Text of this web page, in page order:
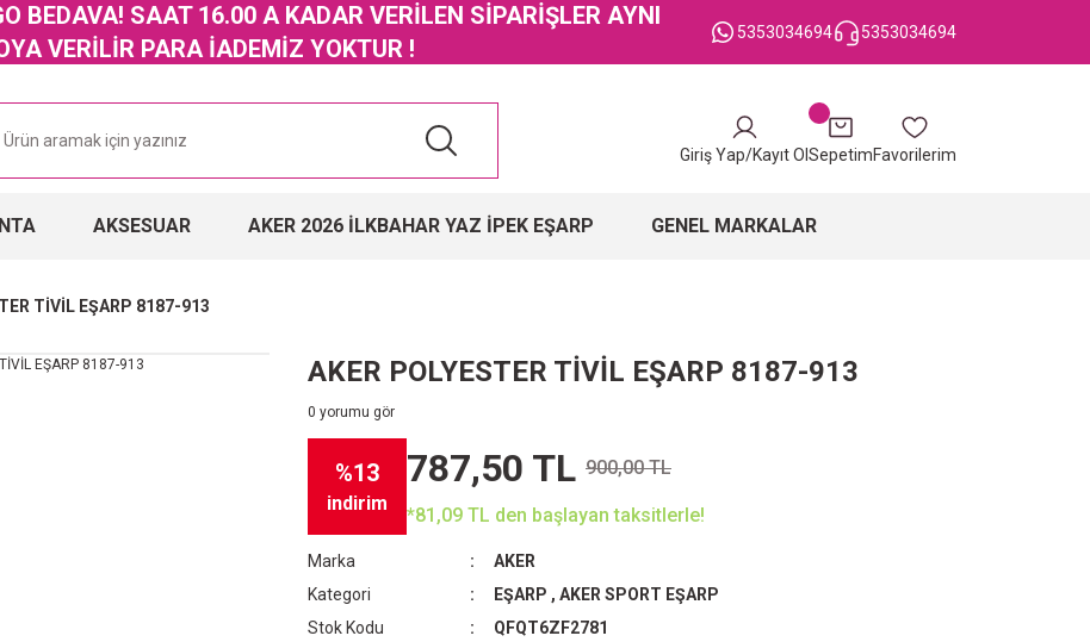
BEDAVA! SAAT 16.00 A KADAR VERİLEN SİPARİŞLER AYNI
VERİLİR PARA İADEMİZ YOKTUR !
5353034694 5353034694
Giriş Yap/Kayıt Ol SepetimFavorilerim
AKSESUAR AKER 2026 İLKBAHAR YAZ İPEK EŞARP GENEL MARKALAR
TİVİL EŞARP 8187-913
AKER POLYESTER TİVİL EŞARP 8187-913
0 yorumu gör
%13
indirim
787,50 TL 900,00 TL
*81,09 TL den başlayan taksitlerle!
Marka
AKER
Kategori
EŞARP , AKER SPORT EŞARP
Stok Kodu
QFQT6ZF2781